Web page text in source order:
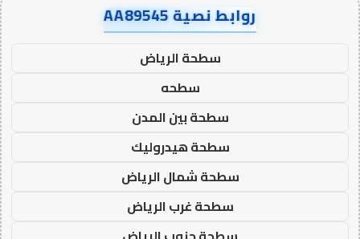
روابط نصية AA89545
سطحة الرياض
سطحه
سطحة بين المدن
سطحة هيدروليك
سطحة شمال الرياض
سطحة غرب الرياض